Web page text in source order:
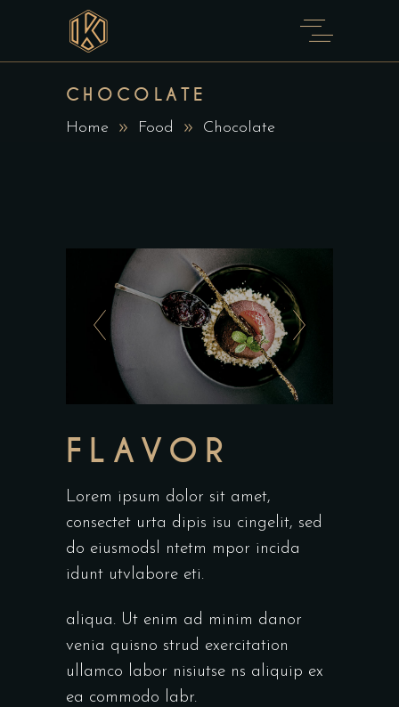
CHOCOLATE
Home Food Chocolate
FLAVOR
Lorem ipsum dolor sit amet,
consectet urta dipis isu cingelit, sed
do eiusmodsl ntetm mpor incida
idunt utvlabore eti.
aliqua. Ut enim ad minim danor
venia quisno strud exercitation
ullamco labor nisiutse ns aliquip ex
ea commodo labr.